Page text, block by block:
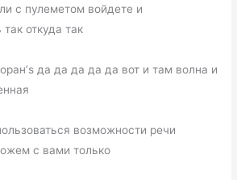
с пулеметом войдете и
откуда так
да да да да да вот и там волна и
возможности речи
с вами только